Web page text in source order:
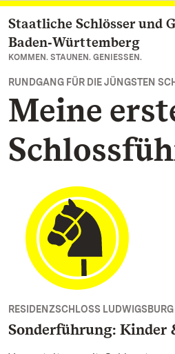
Zum Hauptinhalt springen
Staatliche Schlösser und
Baden‑Württemberg
KOMMEN. STAUNEN. GENIESSEN.
RUNDGANG FÜR DIE JÜNGSTEN
Meine
RESIDENZSCHLOSS LUDWIGSBURG
Sonderführung: Kinder